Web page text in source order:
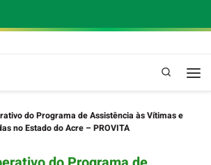
Pesquisa
do Programa de Assistência às Vítimas e
no Estado do Acre – PROVITA